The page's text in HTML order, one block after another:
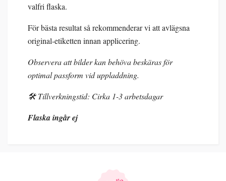
valfri flaska.
För bästa resultat så rekommenderar vi att avlägsna
original-etiketten innan applicering.
Observera att bilder kan behöva beskäras för
optimal passform vid uppladdning.
🛠️ Tillverkningstid: Cirka 1-3 arbetsdagar
Flaska ingår ej